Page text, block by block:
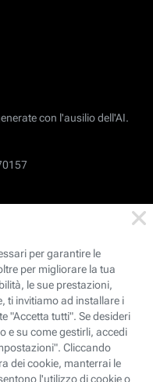
con l'ausilio dell'AI.